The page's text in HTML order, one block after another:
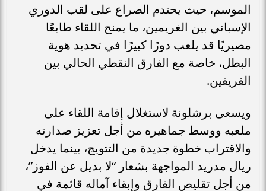
الموسم، حيث يحتدم الصراع على لقب الدوري
الإسباني بين الغريمين، ما يمنح اللقاء طابعًا
مصيريًا قد يلعب دورًا كبيرًا في تحديد هوية
البطل، خاصة مع الفارق النقطي الحالي بين
الفريقين.
ويسعى برشلونة لاستغلال إقامة اللقاء على
ملعبه ووسط جماهيره من أجل تعزيز صدارته
والاقتراب خطوة جديدة من التتويج، بينما يدخل
ريال مدريد المواجهة بشعار “لا بديل عن الفوز”،
من أجل تقليص الفارق وإبقاء آماله قائمة في